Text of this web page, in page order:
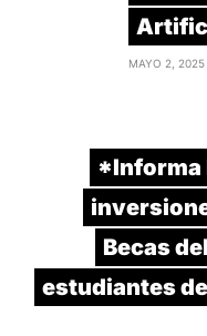
MAYO 2, 2025
*Informa
Becas
estudiantes